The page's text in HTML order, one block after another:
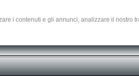
i contenuti e gli annunci, analizzare il nostro